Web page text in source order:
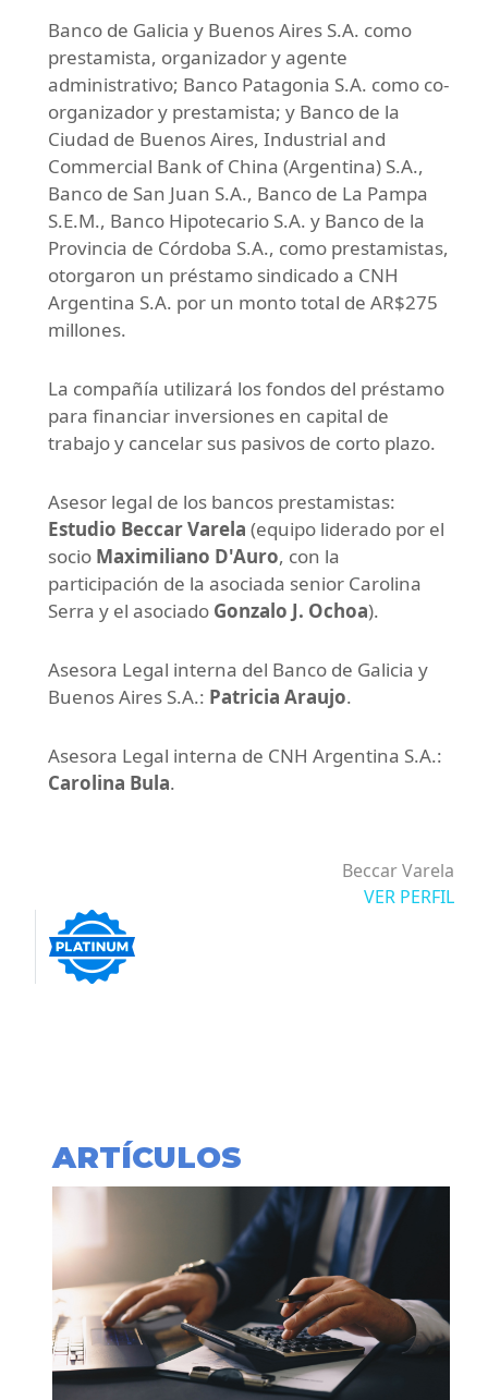
Banco de Galicia y Buenos Aires S.A. como
prestamista, organizador y agente
administrativo; Banco Patagonia S.A. como co-
organizador y prestamista; y Banco de la
Ciudad de Buenos Aires, Industrial and
Commercial Bank of China (Argentina) S.A.,
Banco de San Juan S.A., Banco de La Pampa
S.E.M., Banco Hipotecario S.A. y Banco de la
Provincia de Córdoba S.A., como prestamistas,
otorgaron un préstamo sindicado a CNH
Argentina S.A. por un monto total de AR$275
millones.
La compañía utilizará los fondos del préstamo
para financiar inversiones en capital de
trabajo y cancelar sus pasivos de corto plazo.
Asesor legal de los bancos prestamistas:
Estudio Beccar Varela (equipo liderado por el
socio Maximiliano D'Auro, con la
participación de la asociada senior Carolina
Serra y el asociado Gonzalo J. Ochoa).
Asesora Legal interna del Banco de Galicia y
Buenos Aires S.A.: Patricia Araujo.
Asesora Legal interna de CNH Argentina S.A.:
Carolina Bula.
Beccar Varela
VER PERFIL
ARTÍCULOS